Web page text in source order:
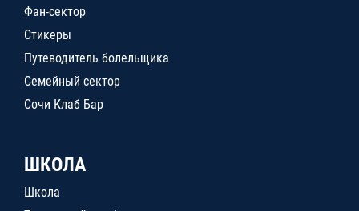
Фан-сектор
Стикеры
Путеводитель болельщика
Семейный сектор
Сочи Клаб Бар
ШКОЛА
Школа